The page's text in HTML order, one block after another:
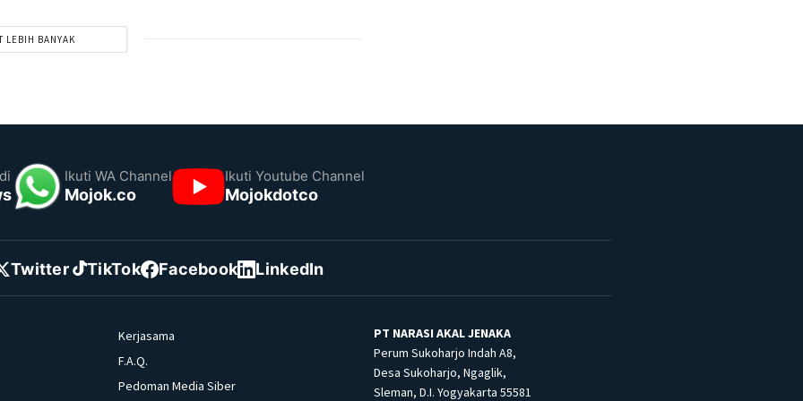
LEBIH BANYAK
Ikuti WA Channel
Mojok.co
Ikuti Youtube Channel
Mojokdotco
Twitter TikTok Facebook LinkedIn
Kerjasama
F.A.Q.
Pedoman Media Siber
PT NARASI AKAL JENAKA
Perum Sukoharjo Indah A8,
Desa Sukoharjo, Ngaglik,
Sleman, D.I. Yogyakarta 55581